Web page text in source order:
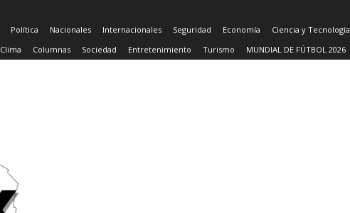
Política Nacionales Internacionales Seguridad Economía Ciencia y Tecnología
Clima Columnas Sociedad Entretenimiento Turismo MUNDIAL DE FÚTBOL 2026